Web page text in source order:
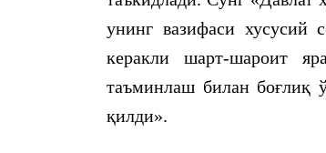
унинг вазифаси хусусий
керакли шарт-шароит
таъминлаш билан боғлиқ
қилди».